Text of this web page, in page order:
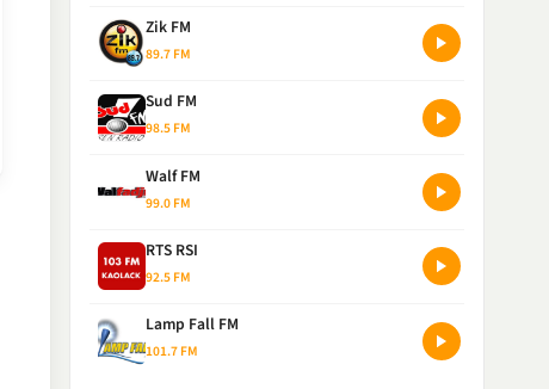
Zik FM
89.7 FM
Sud FM
98.5 FM
Walf FM
99.0 FM
RTS RSI
92.5 FM
Lamp Fall FM
101.7 FM